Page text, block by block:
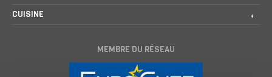
CUISINE
MEMBRE DU RÉSEAU